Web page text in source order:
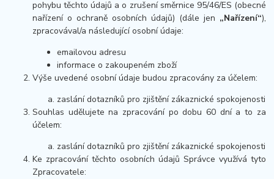
pohybu těchto údajů a o zrušení směrnice 95/46/ES (obecné
nařízení o ochraně osobních údajů) (dále jen „Nařízení“),
zpracovával/a následující osobní údaje:
emailovou adresu
informace o zakoupeném zboží
Výše uvedené osobní údaje budou zpracovány za účelem:
zaslání dotazníků pro zjištění zákaznické spokojenosti
Souhlas udělujete na zpracování po dobu 60 dní a to za
účelem:
zaslání dotazníků pro zjištění zákaznické spokojenosti
Ke zpracování těchto osobních údajů Správce využívá tyto
Zpracovatele: